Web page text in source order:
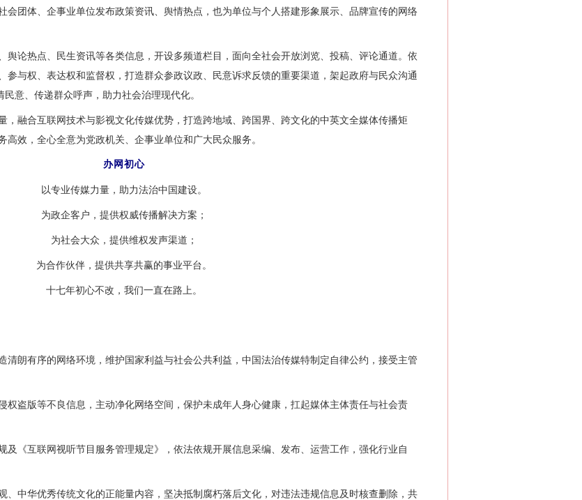
会团体、企事业单位发布政策资讯、舆情热点，也为单位与个人搭建形象展示、品牌宣传的网络
论热点、民生资讯等各类信息，开设多频道栏目，面向全社会开放浏览、投稿、评论通道。依
参与权、表达权和监督权，打造群众参政议政、民意诉求反馈的重要渠道，架起政府与民众沟通
意、传递群众呼声，助力社会治理现代化。
融合互联网技术与影视文化传媒优势，打造跨地域、跨国界、跨文化的中英文全媒体传播矩
效，全心全意为党政机关、企事业单位和广大民众服务。
办网初心
以专业传媒力量，助力法治中国建设。
为政企客户，提供权威传播解决方案；
为社会大众，提供维权发声渠道；
为合作伙伴，提供共享共赢的事业平台。
十七年初心不改，我们一直在路上。
朗有序的网络环境，维护国家利益与社会公共利益，中国法治传媒特制定自律公约，接受主管
盗版等不良信息，主动净化网络空间，保护未成年人身心健康，扛起媒体主体责任与社会责
《互联网视听节目服务管理规定》，依法依规开展信息采编、发布、运营工作，强化行业自
中华优秀传统文化的正能量内容，坚决抵制腐朽落后文化，对违法违规信息及时核查删除，共